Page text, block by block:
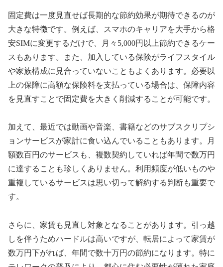
固定費は一度見直せば長期的な節約効果が期待できるのが
大きな特徴です。例えば、スマホのキャリアを大手から格
安SIMに変更するだけで、月々5,000円以上節約できるケー
スもあります。また、加入している保険がライフスタイル
や家族構成に見合っていないこともよくあります。必要以
上の保障に高額な保険料を支払っている場合は、保障内容
を見直すことで固定費を大きく削減することが可能です。
加えて、最近では動画や音楽、書籍などのサブスクリプシ
ョンサービスが家計に食い込んでいることもあります。月
額数百円のサービスも、複数契約していれば年間で数万円
に達することも珍しくありません。利用頻度が低いものや
重複しているサービスは思い切って解約する判断も重要で
す。
さらに、家賃も見直し対象となることがあります。引っ越
しを伴うためハードルは高いですが、転居によって家賃が
数万円下がれば、年間で数十万円の節約になります。特に